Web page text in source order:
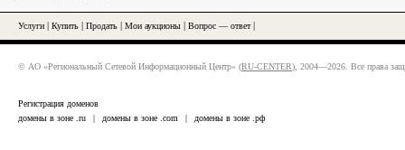
Услуги Купить Продать Мои аукционы Вопрос — ответ|
© АО «Региональный Сетевой Информационный Центр» (RU-CENTER), 2004—2026. Все права
Регистрация доменов
домены в зоне .ru
| домены в зоне .com | домены в зоне .рф